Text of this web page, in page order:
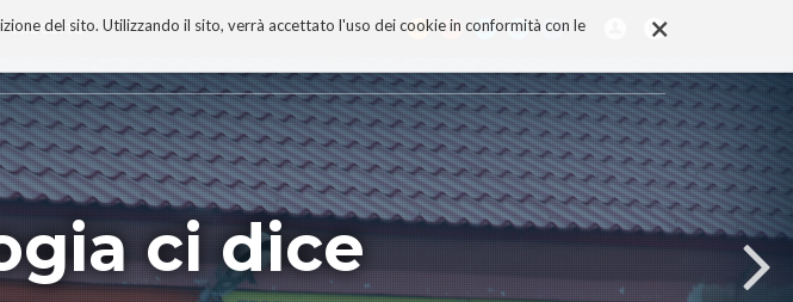
×
del sito. Utilizzando il sito, verrà accettato l'uso dei cookie in conformità con le
PROGETTO
ci dice